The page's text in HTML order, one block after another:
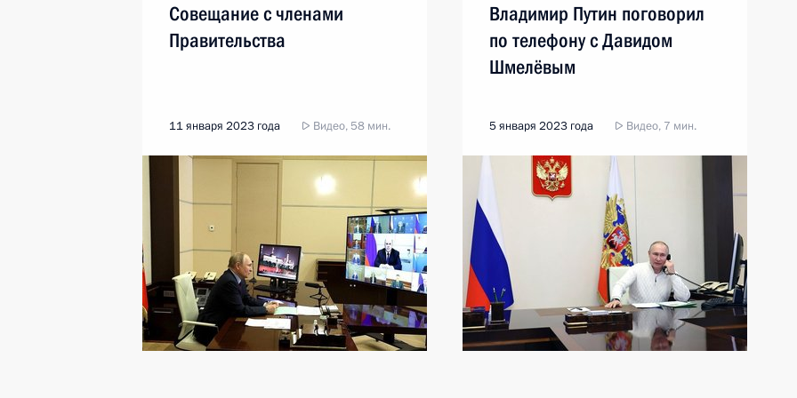
Совещание с членами
Правительства
11 января 2023 года Видео, 58 мин.
Владимир Путин поговорил
по телефону с Давидом
Шмелёвым
5 января 2023 года Видео, 7 мин.